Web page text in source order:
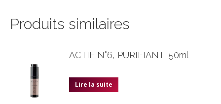
Produits similaires
ACTIF N°6, PURIFIANT, 50ml
Lire la suite